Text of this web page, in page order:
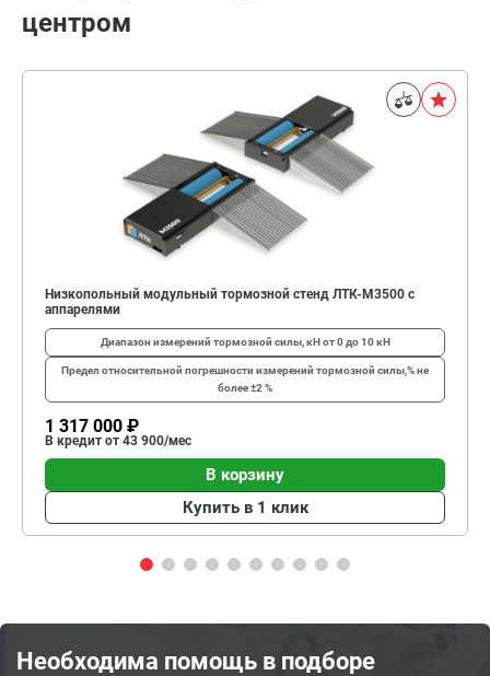
центром
Низкопольный модульный тормозной стенд ЛТК-М3500 с
аппарелями
Диапазон измерений тормозной силы, кНот 0 до 10 кН
Предел относительной погрешности измерений тормозной силы,%не
более ±2 %
1 317 000 ₽
В кредит от 43 900/мес
В корзину
Купить в 1 клик
Необходима помощь в подборе